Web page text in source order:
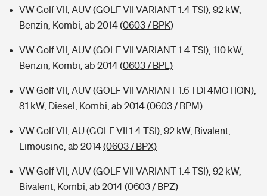
VW Golf VII, AUV (GOLF VII VARIANT 1.4 TSI), 92 kW,
Benzin, Kombi, ab 2014(0603 / BPK)
VW Golf VII, AUV (GOLF VII VARIANT 1.4 TSI), 110 kW,
Benzin, Kombi, ab 2014(0603 / BPL)
VW Golf VII, AUV (GOLF VII VARIANT 1.6 TDI 4MOTION),
81 kW, Diesel, Kombi, ab 2014(0603 / BPM)
VW Golf VII, AU (GOLF VII 1.4 TSI), 92 kW, Bivalent,
Limousine, ab 2014(0603 / BPX)
VW Golf VII, AUV (GOLF VII VARIANT 1.4 TSI), 92 kW,
Bivalent, Kombi, ab 2014(0603 / BPZ)